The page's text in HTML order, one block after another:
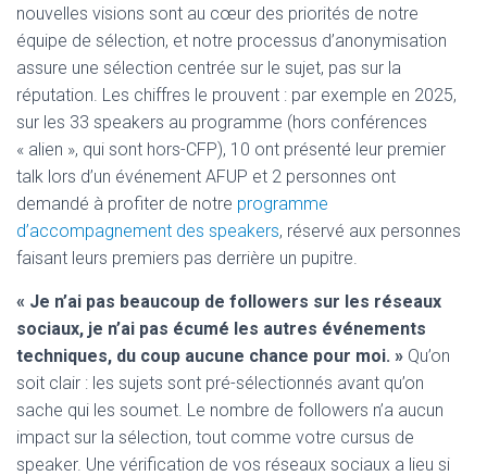
nouvelles visions sont au cœur des priorités de notre
équipe de sélection, et notre processus d’anonymisation
assure une sélection centrée sur le sujet, pas sur la
réputation. Les chiffres le prouvent : par exemple en 2025,
sur les 33 speakers au programme (hors conférences
« alien », qui sont hors-CFP), 10 ont présenté leur premier
talk lors d’un événement AFUP et 2 personnes ont
demandé à profiter de notre programme
d’accompagnement des speakers, réservé aux personnes
faisant leurs premiers pas derrière un pupitre.
« Je n’ai pas beaucoup de followers sur les réseaux
sociaux, je n’ai pas écumé les autres événements
techniques, du coup aucune chance pour moi. » Qu’on
soit clair : les sujets sont pré-sélectionnés avant qu’on
sache qui les soumet. Le nombre de followers n’a aucun
impact sur la sélection, tout comme votre cursus de
speaker. Une vérification de vos réseaux sociaux a lieu si